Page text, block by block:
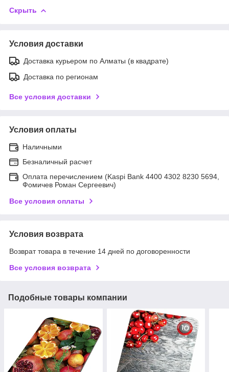
Скрыть
Условия доставки
Доставка курьером по Алматы (в квадрате)
Доставка по регионам
Все условия доставки
Условия оплаты
Наличными
Безналичный расчет
Оплата перечислением (Kaspi Bank 4400 4302 8230 5694,
Фомичев Роман Сергеевич)
Все условия оплаты
Условия возврата
Возврат товара в течение 14 дней по договоренности
Все условия возврата
Подобные товары компании